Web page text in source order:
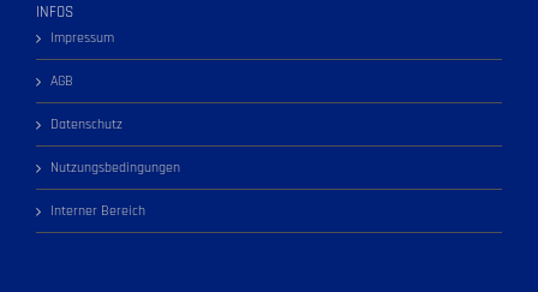
INFOS
Impressum
AGB
Datenschutz
Nutzungsbedingungen
Interner Bereich